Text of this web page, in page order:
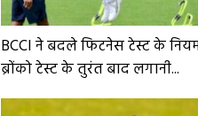
BCCI ने बदले फिटनेस टेस्ट के
ब्रोंको टेस्ट के तुरंत बाद लगानी...